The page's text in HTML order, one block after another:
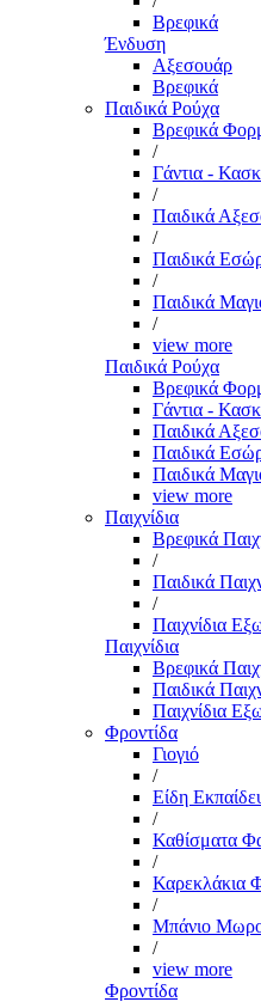
Βρεφικά
Ένδυση
Αξεσουάρ
Βρεφικά
Παιδικά Ρούχα
Βρεφικά
/
Γάντια -
/
Παιδικά
/
Παιδικά
/
Παιδικά
/
view more
Παιδικά Ρούχα
Βρεφικά
Γάντια -
Παιδικά
Παιδικά
Παιδικά
view more
Παιχνίδια
Βρεφικά
/
Παιδικά
/
Παιχνίδια
Παιχνίδια
Βρεφικά
Παιδικά
Παιχνίδια
Φροντίδα
Γιογιό
/
Είδη
/
Καθίσματα
/
Καρεκλάκια
/
Μπάνιο
/
view more
Φροντίδα